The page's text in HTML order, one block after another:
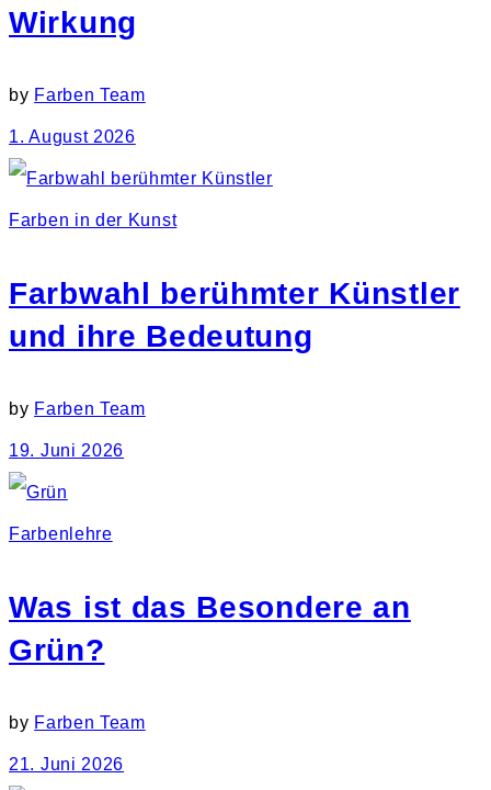
Wirkung
by Farben Team
1. August 2026
Farben in der Kunst
Farbwahl berühmter Künstler
und ihre Bedeutung
by Farben Team
19. Juni 2026
Farbenlehre
Was ist das Besondere an
Grün?
by Farben Team
21. Juni 2026